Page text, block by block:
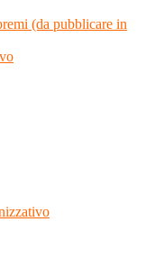
(da pubblicare in